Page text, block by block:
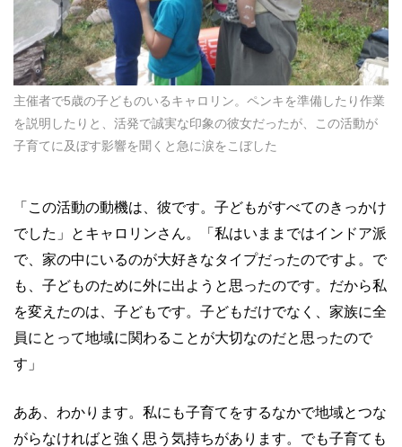
主催者で5歳の子どものいるキャロリン。ペンキを準備したり作業
を説明したりと、活発で誠実な印象の彼女だったが、この活動が
子育てに及ぼす影響を聞くと急に涙をこぼした
「この活動の動機は、彼です。子どもがすべてのきっかけ
でした」とキャロリンさん。「私はいままではインドア派
で、家の中にいるのが大好きなタイプだったのですよ。で
も、子どものために外に出ようと思ったのです。だから私
を変えたのは、子どもです。子どもだけでなく、家族に全
員にとって地域に関わることが大切なのだと思ったので
す」
ああ、わかります。私にも子育てをするなかで地域とつな
がらなければと強く思う気持ちがあります。でも子育ても